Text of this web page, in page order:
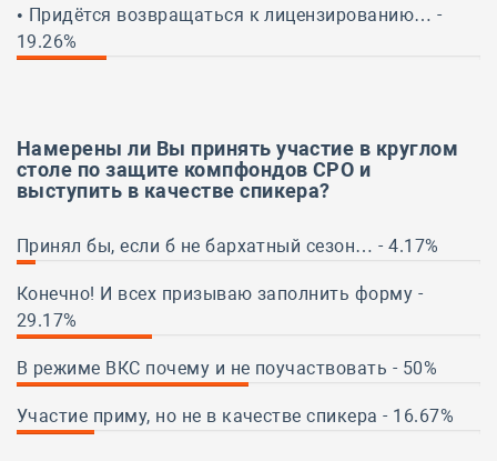
• Придётся возвращаться к лицензированию… -
19.26%
Намерены ли Вы принять участие в круглом
столе по защите компфондов СРО и
выступить в качестве спикера?
Принял бы, если б не бархатный сезон… - 4.17%
Конечно! И всех призываю заполнить форму -
29.17%
В режиме ВКС почему и не поучаствовать - 50%
Участие приму, но не в качестве спикера - 16.67%